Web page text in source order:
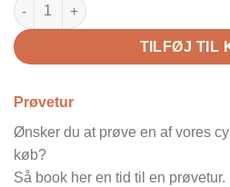
TILFØJ TIL
Prøvetur
Ønsker du at prøve en af vores
køb?
Så book her en tid til en prøvetur.